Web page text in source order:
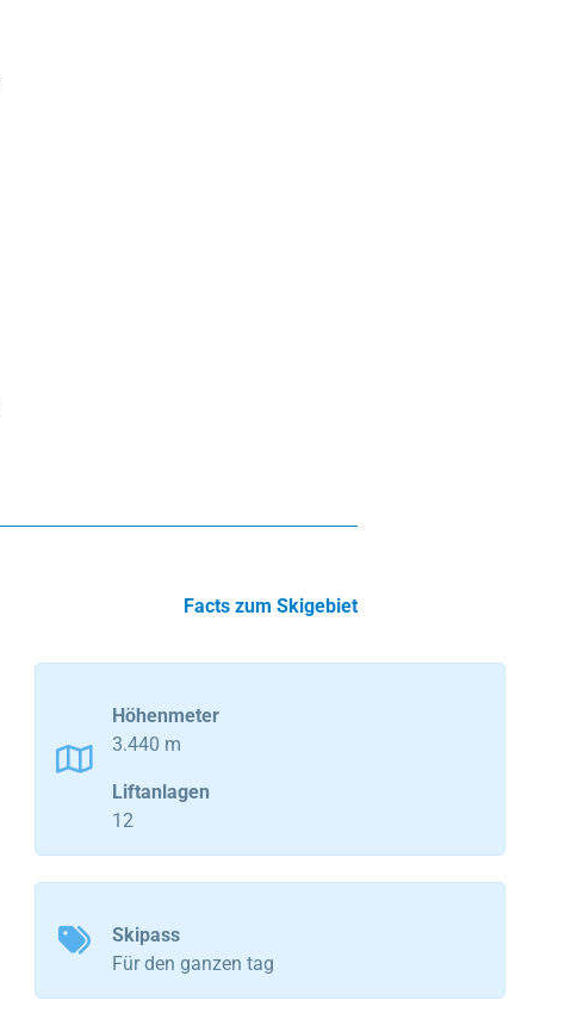
Facts zum Skigebiet
Höhenmeter
3.440 m
Liftanlagen
12
Skipass
Für den ganzen tag